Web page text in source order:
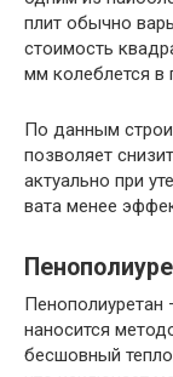
плит обычно
стоимость
мм колеблется в
По данным
позволяет
актуально при
вата менее
Пенополиуретан
наносится
бесшовный